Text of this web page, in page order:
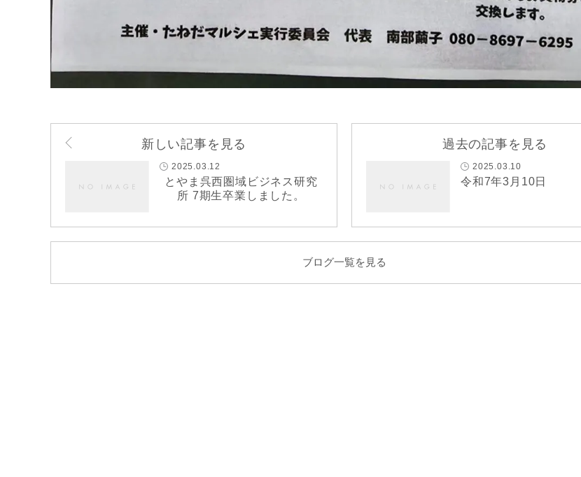
新しい記事を見る
2025.03.12
とやま呉西圏域ビジネス研究
所 7期生卒業しました。
過去の記事を見る
2025.03.10
令和7年3月10日
ブログ一覧を見る